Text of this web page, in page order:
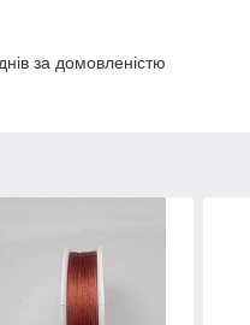
за домовленістю